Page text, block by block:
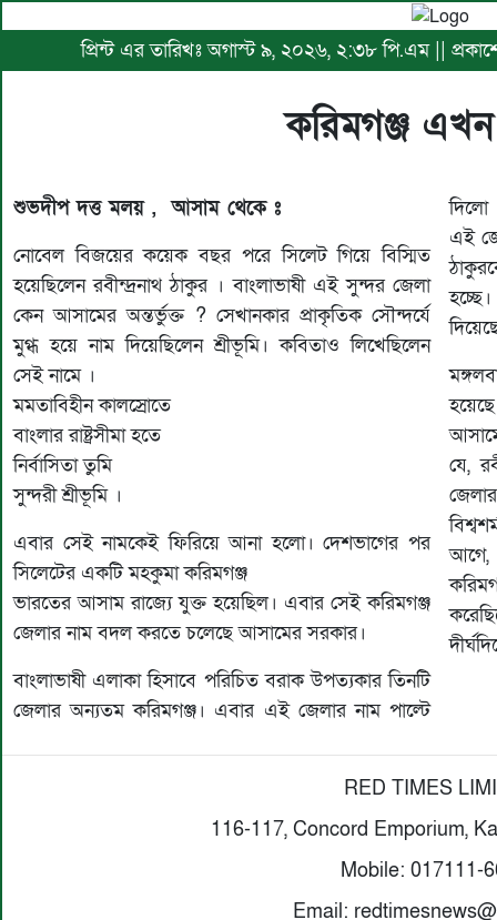
প্রিন্ট এর তারিখঃ অগাস্ট ৯, ২০২৬, ২:৩৮ পি.এম ||
করিমগঞ্জ এখন
শুভদীপ দত্ত মলয় , আসাম থেকে ঃ
নোবেল বিজয়ের কয়েক বছর পরে সিলেট গিয়ে বিস্মিত
হয়েছিলেন রবীন্দ্রনাথ ঠাকুর । বাংলাভাষী এই সুন্দর জেলা
কেন আসামের অন্তর্ভুক্ত ? সেখানকার প্রাকৃতিক সৌন্দর্যে
মুগ্ধ হয়ে নাম দিয়েছিলেন শ্রীভূমি। কবিতাও লিখেছিলেন
সেই নামে ।
মমতাবিহীন কালস্রোতে
বাংলার রাষ্ট্রসীমা হতে
নির্বাসিতা তুমি
সুন্দরী শ্রীভূমি ।
এবার সেই নামকেই ফিরিয়ে আনা হলো। দেশভাগের পর
সিলেটের একটি মহকুমা করিমগঞ্জ
ভারতের আসাম রাজ্যে যুক্ত হয়েছিল। এবার সেই করিমগঞ্জ
জেলার নাম বদল করতে চলেছে আসামের সরকার।
বাংলাভাষী এলাকা হিসাবে পরিচিত বরাক উপত্যকার তিনটি
জেলার অন্যতম করিমগঞ্জ। এবার এই জেলার নাম পাল্টে
দিলো
এই
যে,
আগে,
RED TIMES
116-117, Concord Emporium,
Mobile: 017111-
Email: